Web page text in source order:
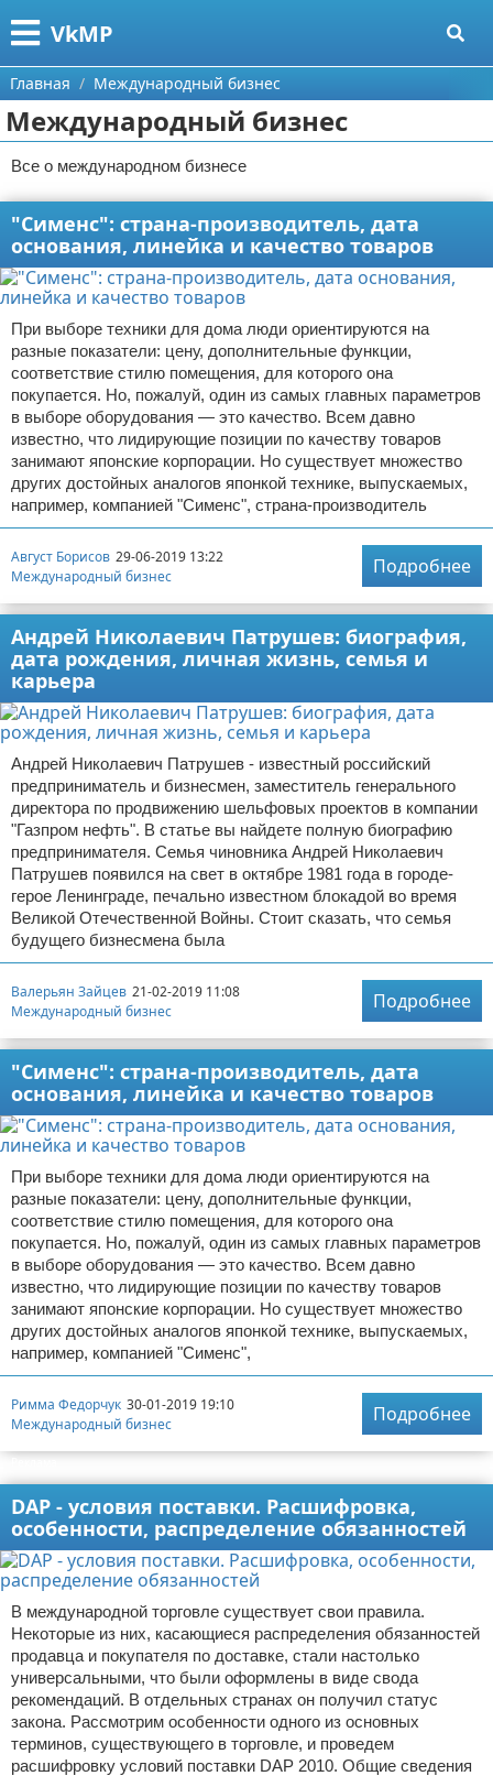
VkMP
Меню
Главная
Категории
Сельское хозяйство
Разное
Идеи бизнеса
Для руководителя
Промышленность
Международный бизнес
Продажи
Начало бизнеса
Обзоры услуг
Самосовершенствование
Деловое общение
Менеджмент
Поиск
О проекте
Контакты
Сотрудничество
Размещение рекламы
Для правообладателей
Условия предоставления информации
Отказ от ответственности
Главная Международный бизнес
Международный бизнес
Все о международном бизнесе
"Сименс": страна-производитель, дата
основания, линейка и качество товаров
При выборе техники для дома люди ориентируются на
разные показатели: цену, дополнительные функции,
соответствие стилю помещения, для которого она
покупается. Но, пожалуй, один из самых главных параметров
в выборе оборудования — это качество. Всем давно
известно, что лидирующие позиции по качеству товаров
занимают японские корпорации. Но существует множество
других достойных аналогов японкой технике, выпускаемых,
например, компанией "Сименс", страна-производитель
Август Борисов 29-06-2019 13:22
Международный бизнес
Подробнее
Андрей Николаевич Патрушев: биография,
дата рождения, личная жизнь, семья и
карьера
Андрей Николаевич Патрушев - известный российский
предприниматель и бизнесмен, заместитель генерального
директора по продвижению шельфовых проектов в компании
"Газпром нефть". В статье вы найдете полную биографию
предпринимателя. Семья чиновника Андрей Николаевич
Патрушев появился на свет в октябре 1981 года в городе-
герое Ленинграде, печально известном блокадой во время
Великой Отечественной Войны. Стоит сказать, что семья
будущего бизнесмена была
Валерьян Зайцев 21-02-2019 11:08
Международный бизнес
Подробнее
"Сименс": страна-производитель, дата
основания, линейка и качество товаров
При выборе техники для дома люди ориентируются на
разные показатели: цену, дополнительные функции,
соответствие стилю помещения, для которого она
покупается. Но, пожалуй, один из самых главных параметров
в выборе оборудования — это качество. Всем давно
известно, что лидирующие позиции по качеству товаров
занимают японские корпорации. Но существует множество
других достойных аналогов японкой технике, выпускаемых,
например, компанией "Сименс",
Римма Федорчук 30-01-2019 19:10
Международный бизнес
Подробнее
DAP - условия поставки. Расшифровка,
особенности, распределение обязанностей
В международной торговле существует свои правила.
Некоторые из них, касающиеся распределения обязанностей
продавца и покупателя по доставке, стали настолько
универсальными, что были оформлены в виде свода
рекомендаций. В отдельных странах он получил статус
закона. Рассмотрим особенности одного из основных
терминов, существующего в торговле, и проведем
расшифровку условий поставки DAP 2010. Общие сведения